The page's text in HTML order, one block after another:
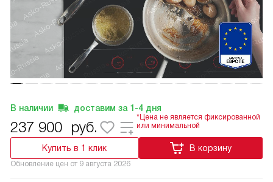
В наличии доставим за 1-4 дня
237 900 руб.
*Цена не является фиксированной
или минимальной
Купить в 1 клик В корзину
Обновление цен от 9 августа 2026